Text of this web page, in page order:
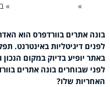
»בניית אתרים לעסקים »
בונה אתרים בוורדפרס הוא
לפנים דיגיטליות באינטרנט.
באתר יופיע בדיוק במקום הנכון
לפני שבוחרים בונה אתרים
האחריות שלו?